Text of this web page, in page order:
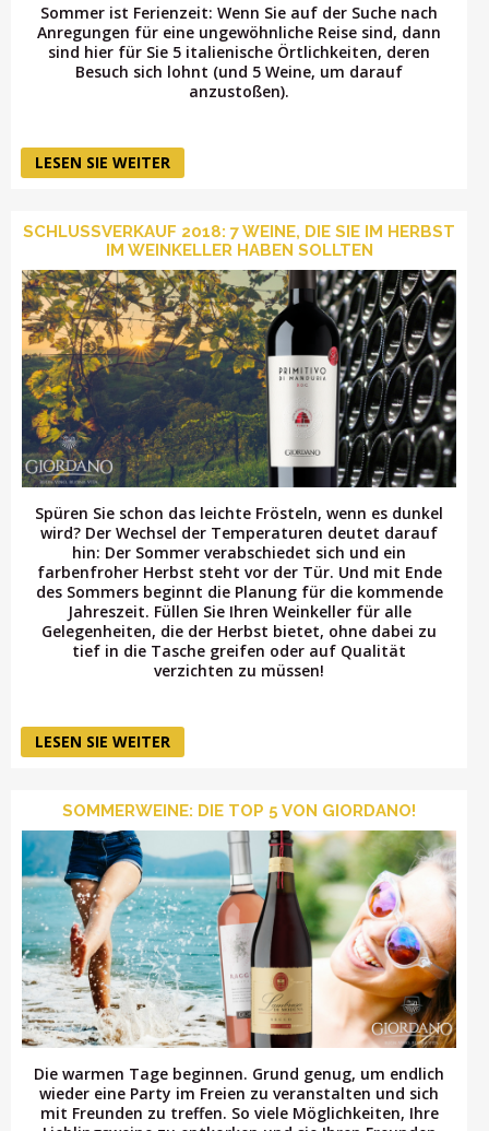
Sommer ist Ferienzeit: Wenn Sie auf der Suche nach
Anregungen für eine ungewöhnliche Reise sind, dann
sind hier für Sie 5 italienische Örtlichkeiten, deren
Besuch sich lohnt (und 5 Weine, um darauf
anzustoßen).
LESEN SIE WEITER
SCHLUSSVERKAUF 2018: 7 WEINE, DIE SIE IM HERBST
IM WEINKELLER HABEN SOLLTEN
Spüren Sie schon das leichte Frösteln, wenn es dunkel
wird? Der Wechsel der Temperaturen deutet darauf
hin: Der Sommer verabschiedet sich und ein
farbenfroher Herbst steht vor der Tür. Und mit Ende
des Sommers beginnt die Planung für die kommende
Jahreszeit. Füllen Sie Ihren Weinkeller für alle
Gelegenheiten, die der Herbst bietet, ohne dabei zu
tief in die Tasche greifen oder auf Qualität
verzichten zu müssen!
LESEN SIE WEITER
SOMMERWEINE: DIE TOP 5 VON GIORDANO!
Die warmen Tage beginnen. Grund genug, um endlich
wieder eine Party im Freien zu veranstalten und sich
mit Freunden zu treffen. So viele Möglichkeiten, Ihre